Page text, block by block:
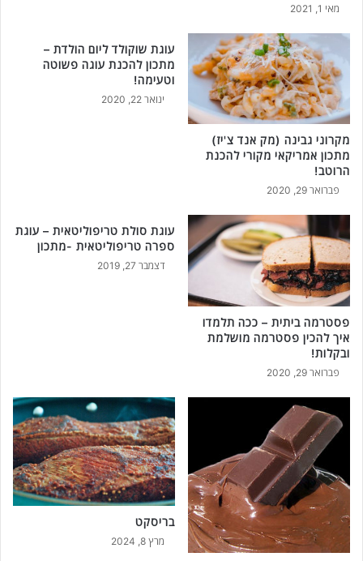
מאי 1, 2021
מקרוני גבינה (מק אנד צ'יז)
מתכון אמריקאי מקורי להכנת
הרוטב!
פברואר 29, 2020
עוגת שוקולד ליום הולדת –
מתכון להכנת עוגה פשוטה
וטעימה!
ינואר 22, 2020
פסטרמה ביתית – ככה תלמדו
איך להכין פסטרמה מושלמת
ובקלות!
פברואר 29, 2020
עוגת סולת טריפוליטאית – עוגת
ספרה טריפוליטאית -מתכון
דצמבר 27, 2019
בריסקט
מרץ 8, 2024